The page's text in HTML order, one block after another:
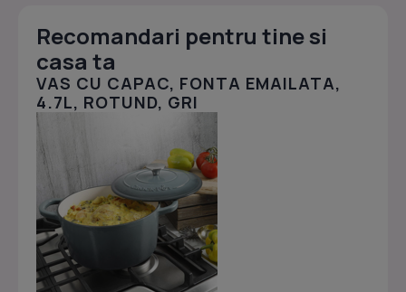
Recomandari pentru tine si
casa ta
VAS CU CAPAC, FONTA EMAILATA,
4.7L, ROTUND, GRI